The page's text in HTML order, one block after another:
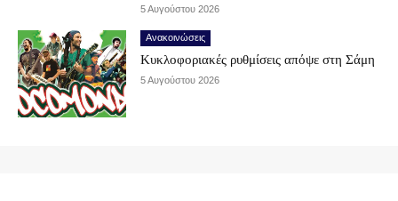
5 Αυγούστου 2026
Ανακοινώσεις
Κυκλοφοριακές ρυθμίσεις απόψε στη Σάμη
5 Αυγούστου 2026